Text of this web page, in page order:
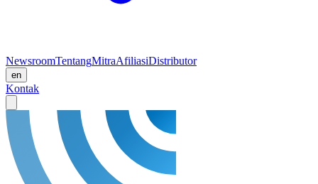
NewsroomTentangMitraAfiliasiDistributor
en
Kontak